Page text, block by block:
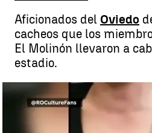
Aficionados del Oviedo
cacheos que los
El Molinón llevaron a
estadio.
Una chica se queda en sujetador al
con simbología ultra en la